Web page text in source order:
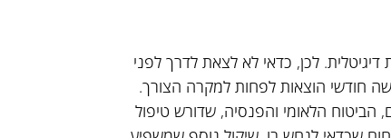
דיגיטלית. לכן, כדאי לא לצאת לדרך לפני
חודשי הוצאות לפחות למקרה הצורך.
הלאומי והפנסיה, שדורש טיפול